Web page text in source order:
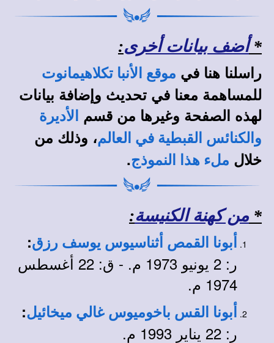
*أضف بيانات أخرى:
راسلنا هنا في موقع الأنبا تكلاهيمانوت
للمساهمة معنا في تحديث وإضافة بيانات
لهذه الصفحة وغيرها من قسم
الأديرة
والكنائس القبطية في العالم، وذلك من
خلال ملء هذا النموذج.
* من كهنة الكنيسة:
أبونا القمص أثناسيوس يوسف رزق:
ر: 2 يونيو 1973 م. - ق: 22 أغسطس
1974 م.
أبونا القس باخوميوس غالي ميخائيل:
ر: 22 يناير 1993 م.